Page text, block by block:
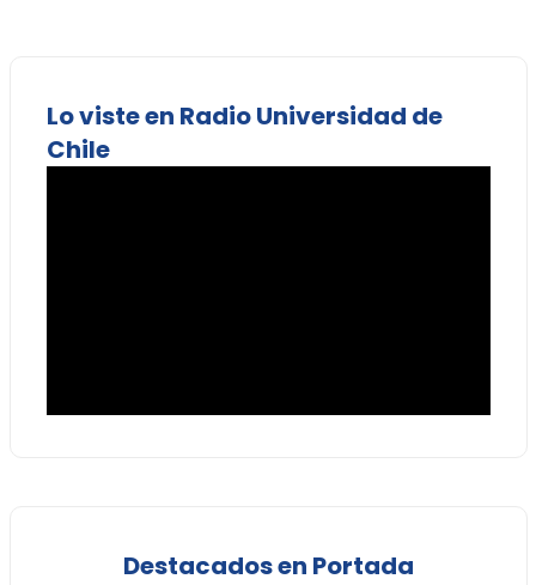
Lo viste en Radio Universidad de
Chile
Destacados en Portada